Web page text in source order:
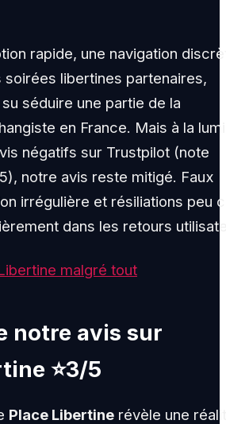
rapide, une navigation
libertines partenaires,
séduire une partie de la
en France. Mais à la
négatifs sur Trustpilot (note
notre avis reste mitigé. Faux
irrégulière et résiliations peu
dans les retours
malgré tout
notre avis sur
⭐3/5
Place Libertine révèle une